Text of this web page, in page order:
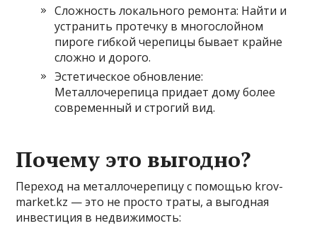
Сложность локального ремонта: Найти и
устранить протечку в многослойном
пироге гибкой черепицы бывает крайне
сложно и дорого.
Эстетическое обновление:
Металлочерепица придает дому более
современный и строгий вид.
Почему это выгодно?
Переход на металлочерепицу с помощью krov-
market.kz — это не просто траты, а выгодная
инвестиция в недвижимость: